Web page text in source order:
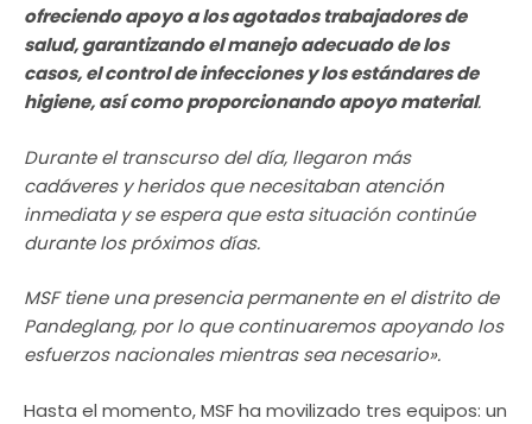
ofreciendo apoyo a los agotados trabajadores de
salud, garantizando el manejo adecuado de los
casos, el control de infecciones y los estándares de
higiene, así como proporcionando apoyo material.
Durante el transcurso del día, llegaron más
cadáveres y heridos que necesitaban atención
inmediata y se espera que esta situación continúe
durante los próximos días.
MSF tiene una presencia permanente en el distrito de
Pandeglang, por lo que continuaremos apoyando los
esfuerzos nacionales mientras sea necesario».
Hasta el momento, MSF ha movilizado tres equipos: un